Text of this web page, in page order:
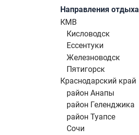
Направления отдыха
КМВ
Кисловодск
Ессентуки
Железноводск
Пятигорск
Краснодарский край
район Анапы
район Геленджика
район Туапсе
Сочи